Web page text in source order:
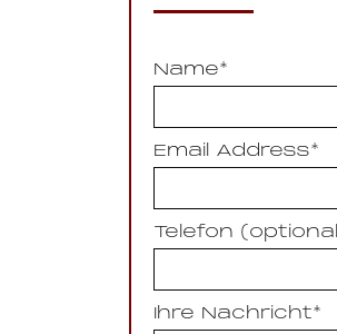
Name*
Email Address*
Telefon
Ihre Nachricht*